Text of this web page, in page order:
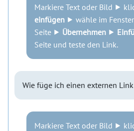
Markiere Text oder Bild ⯈
einfügen ⯈ wähle im
Seite ⯈ Übernehmen ⯈
Seite und teste den Link.
Wie füge ich einen externen
Markiere Text oder Bild ⯈